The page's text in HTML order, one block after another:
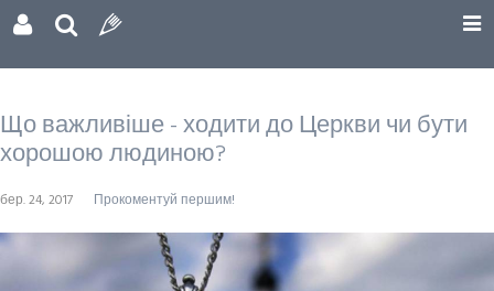
Що важливіше - ходити до Церкви чи бути
хорошою людиною?
бер. 24, 2017 Прокоментуй першим!